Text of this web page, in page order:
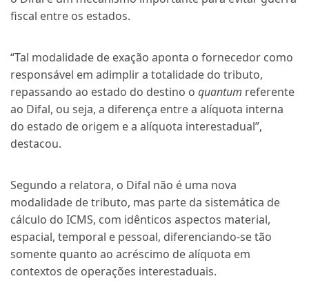
fiscal entre os estados.
“Tal modalidade de exação aponta o fornecedor como
responsável em adimplir a totalidade do tributo,
repassando ao estado do destino o quantum referente
ao Difal, ou seja, a diferença entre a alíquota interna
do estado de origem e a alíquota interestadual”,
destacou.
Segundo a relatora, o Difal não é uma nova
modalidade de tributo, mas parte da sistemática de
cálculo do ICMS, com idênticos aspectos material,
espacial, temporal e pessoal, diferenciando-se tão
somente quanto ao acréscimo de alíquota em
contextos de operações interestaduais.